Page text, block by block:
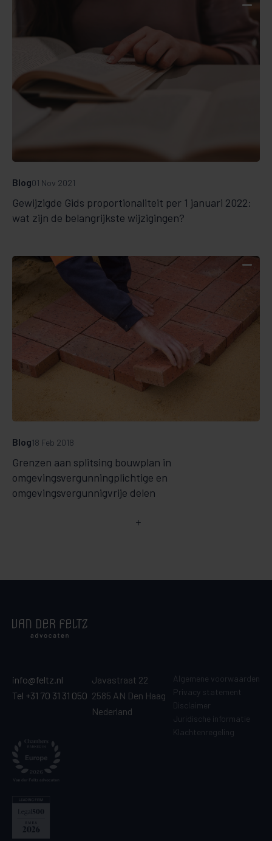
Gewijzigde Gids proportionaliteit per 1 januari 2022:
wat zijn de belangrijkste wijzigingen?
Blog01 Nov 2021
Grenzen aan splitsing bouwplan in
omgevingsvergunningplichtige en
omgevingsvergunnigvrije delen
Blog18 Feb 2018
info@feltz.nl
Tel +31 70 31 31 050
Javastraat 22
2585 AN Den Haag
Nederland
Algemene voorwaarden
Privacy statement
Disclaimer
Juridische informatie
Klachtenregeling